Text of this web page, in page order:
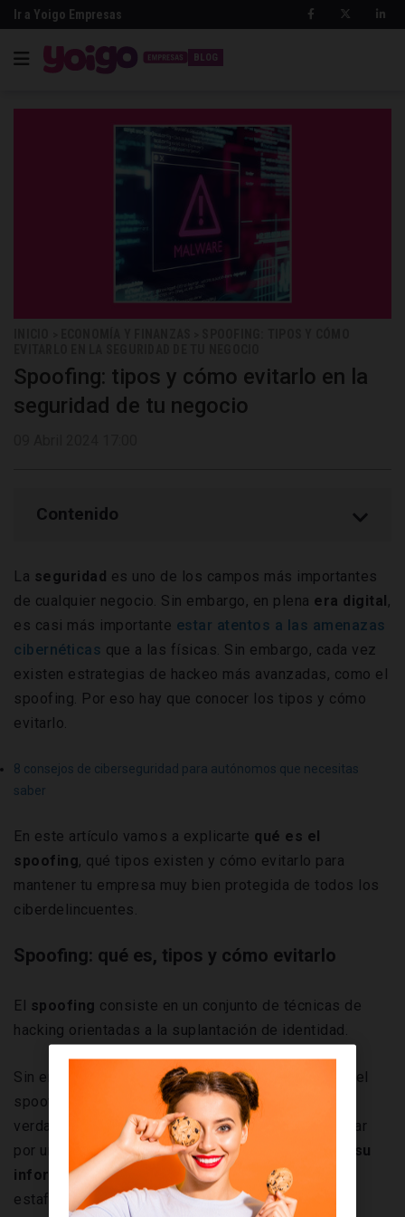
Ir a Yoigo Empresas
BLOG
Spoofing: tipos y cómo evitarlo en la
seguridad de tu negocio
Contenido
La seguridad es uno de los campos más importantes
de cualquier negocio. Sin embargo, en plena era digital ,
es casi más importante estar atentos a las amenazas
cibernéticas que a las físicas. Sin embargo, cada vez
existen estrategias de hackeo más avanzadas, como el
spoofing. Por eso hay que conocer los tipos y cómo
evitarlo.
8 consejos de ciberseguridad para autónomos que necesitas
saber
En este artículo vamos a explicarte qué es el
spoofing, qué tipos existen y cómo evitarlo para
mantener tu empresa muy bien protegida de todos los
ciberdelincuentes.
Spoofing: qué es, tipos y cómo evitarlo
El spoofing consiste en un conjunto de técnicas de
hacking orientadas a la suplantación de identidad.
Sin embargo, esa suplantaciónno es el objetivo del
spoofing, sino únicamente el medio para lograr su
verdadero fin: engañar a la víctima haciéndose pasar
por una persona o entidad fiables para
acceder a su
información personal
y utilizarla para fraudes y
estafas.